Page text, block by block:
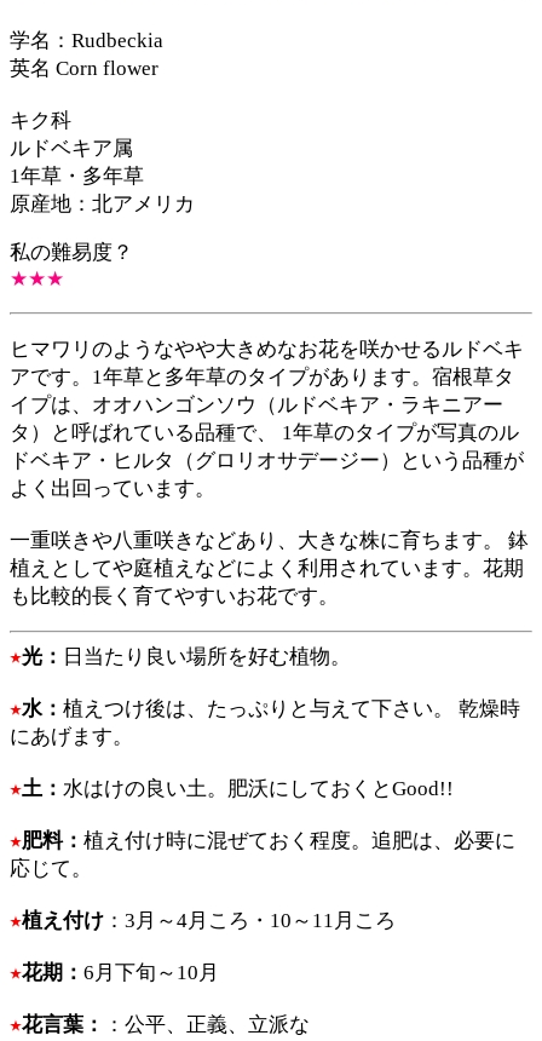
学名：Rudbeckia
英名 Corn flower
キク科
ルドベキア属
1年草・多年草
原産地：北アメリカ
私の難易度？
★★★
ヒマワリのようなやや大きめなお花を咲かせるルドベキ
アです。1年草と多年草のタイプがあります。宿根草タ
イプは、オオハンゴンソウ（ルドベキア・ラキニアー
タ）と呼ばれている品種で、 1年草のタイプが写真のル
ドベキア・ヒルタ（グロリオサデージー）という品種が
よく出回っています。
一重咲きや八重咲きなどあり、大きな株に育ちます。 鉢
植えとしてや庭植えなどによく利用されています。花期
も比較的長く育てやすいお花です。
光： 日当たり良い場所を好む植物。
水： 植えつけ後は、たっぷりと与えて下さい。 乾燥時
にあげます。
土： 水はけの良い土。肥沃にしておくとGood!!
肥料： 植え付け時に混ぜておく程度。追肥は、必要に
応じて。
植え付け ：3月～4月ころ・10～11月ころ
花期： 6月下旬～10月
花言葉： ：公平、正義、立派な